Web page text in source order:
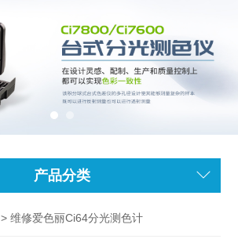
产品分类
> 维修爱色丽Ci64分光测色计